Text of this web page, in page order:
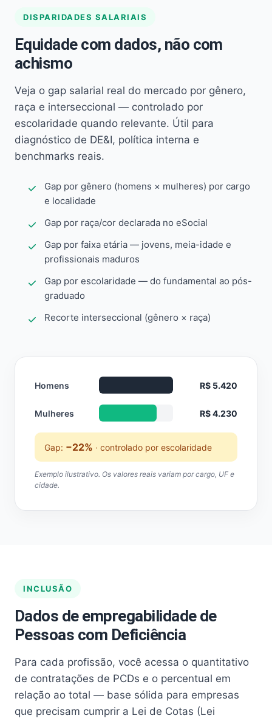
DISPARIDADES SALARIAIS
Equidade com dados, não com
achismo
Veja o gap salarial real do mercado por gênero,
raça e interseccional — controlado por
escolaridade quando relevante. Útil para
diagnóstico de DE&I, política interna e
benchmarks reais.
Gap por gênero (homens × mulheres) por cargo
e localidade
Gap por raça/cor declarada no eSocial
Gap por faixa etária — jovens, meia-idade e
profissionais maduros
Gap por escolaridade — do fundamental ao pós-
graduado
Recorte interseccional (gênero × raça)
Homens R$ 5.420
Mulheres R$ 4.230
Gap: −22% · controlado por escolaridade
Exemplo ilustrativo. Os valores reais variam por cargo, UF e
cidade.
INCLUSÃO
Dados de empregabilidade de
Pessoas com Deficiência
Para cada profissão, você acessa o quantitativo
de contratações de PCDs e o percentual em
relação ao total — base sólida para empresas
que precisam cumprir a Lei de Cotas (Lei